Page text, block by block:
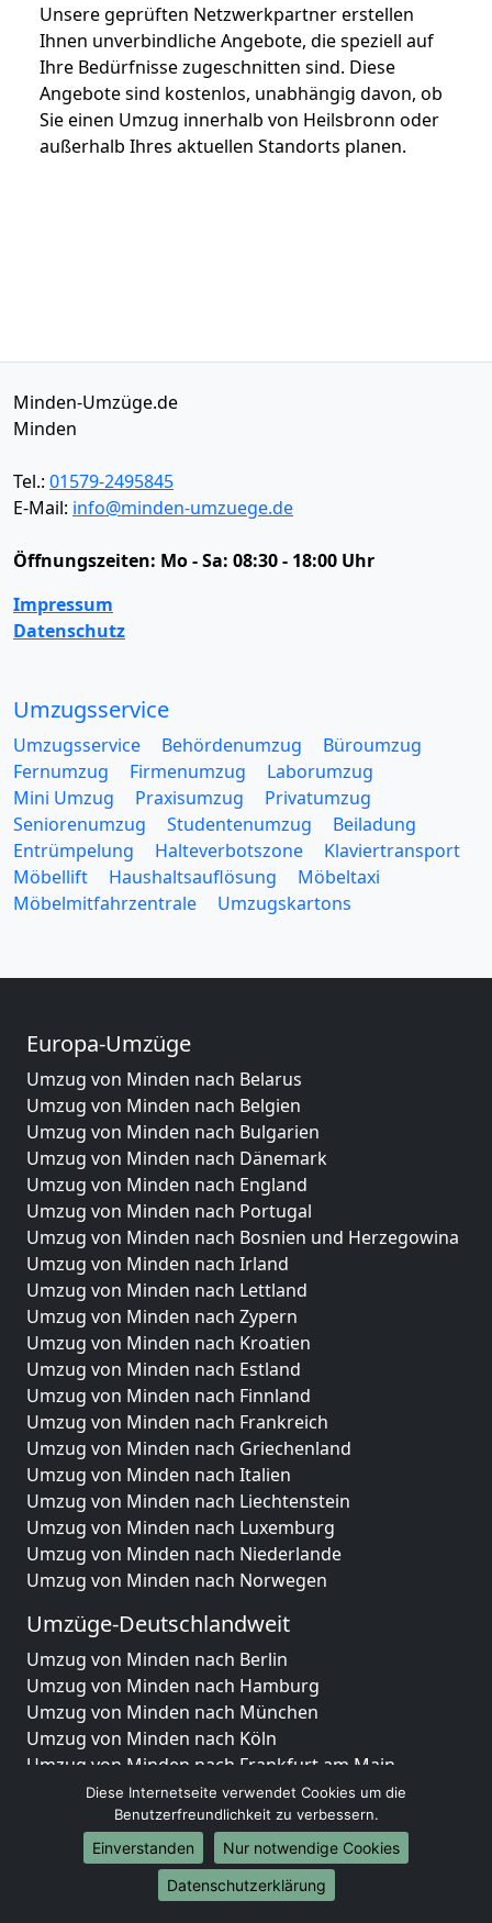
Unsere geprüften Netzwerkpartner erstellen
Ihnen unverbindliche Angebote, die speziell auf
Ihre Bedürfnisse zugeschnitten sind. Diese
Angebote sind kostenlos, unabhängig davon, ob
Sie einen Umzug innerhalb von Heilsbronn oder
außerhalb Ihres aktuellen Standorts planen.
Minden-Umzüge.de
Minden
Tel.: 01579-2495845
E-Mail: info@minden-umzuege.de
Öffnungszeiten: Mo - Sa: 08:30 - 18:00 Uhr
Impressum
Datenschutz
Umzugsservice
Umzugsservice Behördenumzug
Büroumzug
Fernumzug
Firmenumzug
Laborumzug
Mini Umzug
Praxisumzug
Privatumzug
Seniorenumzug
Studentenumzug
Beiladung
Entrümpelung
Halteverbotszone
Klaviertransport
Möbellift
Haushaltsauflösung
Möbeltaxi
Möbelmitfahrzentrale
Umzugskartons
Europa-Umzüge
Umzug von Minden nach Belarus
Umzug von Minden nach Belgien
Umzug von Minden nach Bulgarien
Umzug von Minden nach Dänemark
Umzug von Minden nach England
Umzug von Minden nach Portugal
Umzug von Minden nach Bosnien und Herzegowina
Umzug von Minden nach Irland
Umzug von Minden nach Lettland
Umzug von Minden nach Zypern
Umzug von Minden nach Kroatien
Umzug von Minden nach Estland
Umzug von Minden nach Finnland
Umzug von Minden nach Frankreich
Umzug von Minden nach Griechenland
Umzug von Minden nach Italien
Umzug von Minden nach Liechtenstein
Umzug von Minden nach Luxemburg
Umzug von Minden nach Niederlande
Umzug von Minden nach Norwegen
Umzüge-Deutschlandweit
Umzug von Minden nach Berlin
Umzug von Minden nach Hamburg
Umzug von Minden nach München
Umzug von Minden nach Köln
Umzug von Minden nach Frankfurt am Main
Umzug von Minden nach Stuttgart
Umzug von Minden nach Düsseldorf
Umzug von Minden nach Leipzig
Umzug von Minden nach Dortmund
Umzug von Minden nach Essen
Diese Internetseite verwendet Cookies um die
Benutzerfreundlichkeit zu verbessern.
Einverstanden
Nur notwendige Cookies
Datenschutzerklärung